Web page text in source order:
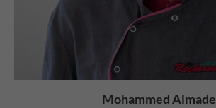
Mohammed Almade
180 G